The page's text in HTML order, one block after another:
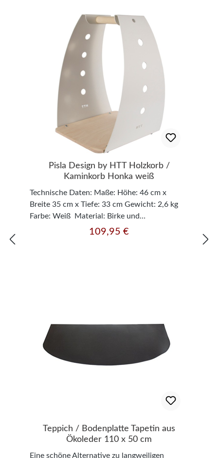
Pisla Design by HTT Holzkorb /
Kaminkorb Honka weiß
Technische Daten: Maße: Höhe: 46 cm x
Breite 35 cm x Tiefe: 33 cm Gewicht: 2,6 kg
Farbe: Weiß Material: Birke und
pulverbeschichtetes Marine-Aluminium -
Regulärer Preis:
109,95 €
Teppich / Bodenplatte Tapetin aus
Ökoleder 110 x 50 cm
Eine schöne Alternative zu langweiligen